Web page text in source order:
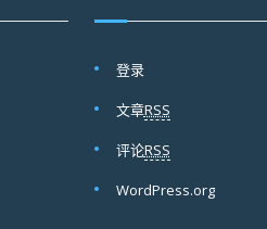
登录
文章RSS
评论RSS
WordPress.org